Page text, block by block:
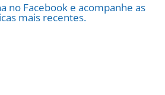
no Facebook e acompanhe as
mais recentes.